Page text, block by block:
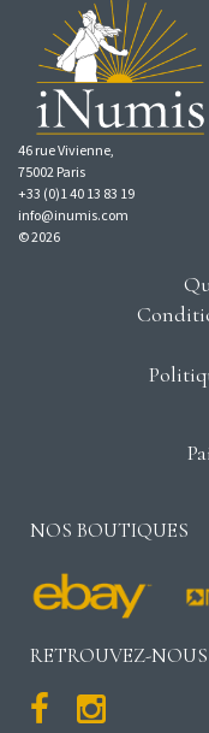
46 rue Vivienne,
75002 Paris
+33 (0)1 40 13 83 19
info@inumis.com
© 2026
NOS BOUTIQUES
RETROUVEZ-